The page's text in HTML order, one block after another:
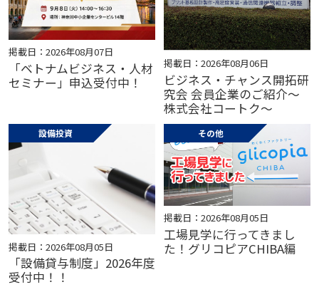
掲載日：2026年08月07日
「ベトナムビジネス・人材
セミナー」申込受付中！
掲載日：2026年08月06日
ビジネス・チャンス開拓研
究会 会員企業のご紹介～
株式会社コートク～
設備投資
掲載日：2026年08月05日
「設備貸与制度」2026年度
受付中！！
その他
掲載日：2026年08月05日
工場見学に行ってきまし
た！グリコピアCHIBA編